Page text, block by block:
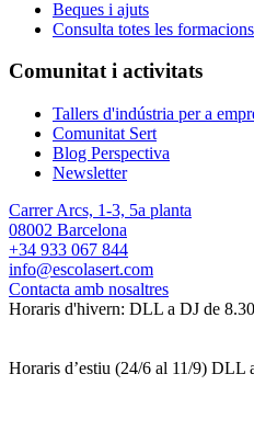
Beques i ajuts
Consulta totes les formacions
Comunitat i activitats
Tallers d'indústria per a
Comunitat Sert
Blog Perspectiva
Newsletter
Carrer Arcs, 1-3, 5a planta
08002 Barcelona
+34 933 067 844
info@escolasert.com
Contacta amb nosaltres
Horaris d'hivern: DLL a DJ de
Horaris d’estiu (24/6 al 11/9) DLL